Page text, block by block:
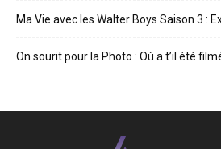
Ma Vie avec les Walter Boys Saison 3 :
On sourit pour la Photo : Où a t’il été